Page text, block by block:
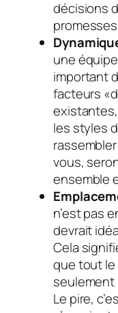
décisions
une
important
facteurs
les styles
vous,
ensemble
n’est pas
devrait
Cela
que tout le
seulement
Le pire,